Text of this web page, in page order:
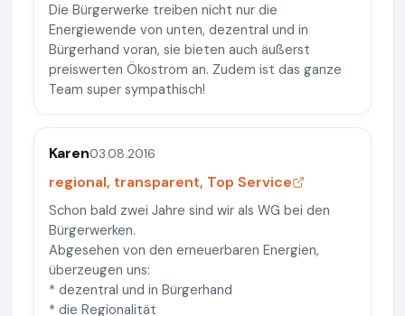
Die Bürgerwerke treiben nicht nur die
Energiewende von unten, dezentral und in
Bürgerhand voran, sie bieten auch äußerst
preiswerten Ökostrom an. Zudem ist das ganze
Team super sympathisch!
Karen03.08.2016
regional, transparent, Top Service
Schon bald zwei Jahre sind wir als WG bei den
Bürgerwerken.
Abgesehen von den erneuerbaren Energien,
überzeugen uns:
* dezentral und in Bürgerhand
* die Regionalität